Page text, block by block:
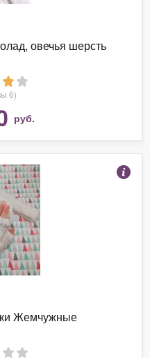
овечья шерсть
6)
руб.
Жемчужные